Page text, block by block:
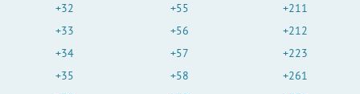
+32
+33
+34
+35
+55
+56
+57
+58
+211
+212
+223
+261